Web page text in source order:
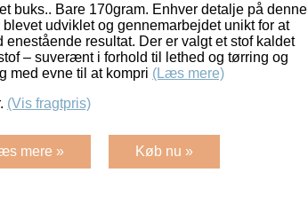
buks.. Bare 170gram. Enhver detalje på denne
blevet udviklet og gennemarbejdet unikt for at
enestående resultat. Der er valgt et stof kaldet
– suverænt i forhold til lethed og tørring og
med evne til at kompri (Læs mere)
(Vis fragtpris)
mere » Køb nu »